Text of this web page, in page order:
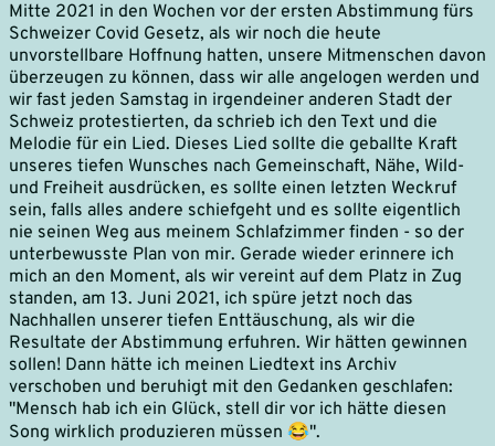
Mitte 2021 in den Wochen vor der ersten Abstimmung fürs
Schweizer Covid Gesetz, als wir noch die heute
unvorstellbare Hoffnung hatten, unsere Mitmenschen davon
überzeugen zu können, dass wir alle angelogen werden und
wir fast jeden Samstag in irgendeiner anderen Stadt der
Schweiz protestierten, da schrieb ich den Text und die
Melodie für ein Lied. Dieses Lied sollte die geballte Kraft
unseres tiefen Wunsches nach Gemeinschaft, Nähe, Wild-
und Freiheit ausdrücken, es sollte einen letzten Weckruf
sein, falls alles andere schiefgeht und es sollte eigentlich
nie seinen Weg aus meinem Schlafzimmer finden - so der
unterbewusste Plan von mir. Gerade wieder erinnere ich
mich an den Moment, als wir vereint auf dem Platz in Zug
standen, am 13. Juni 2021, ich spüre jetzt noch das
Nachhallen unserer tiefen Enttäuschung, als wir die
Resultate der Abstimmung erfuhren. Wir hätten gewinnen
sollen! Dann hätte ich meinen Liedtext ins Archiv
verschoben und beruhigt mit den Gedanken geschlafen:
"Mensch hab ich ein Glück, stell dir vor ich hätte diesen
Song wirklich produzieren müssen 😂".